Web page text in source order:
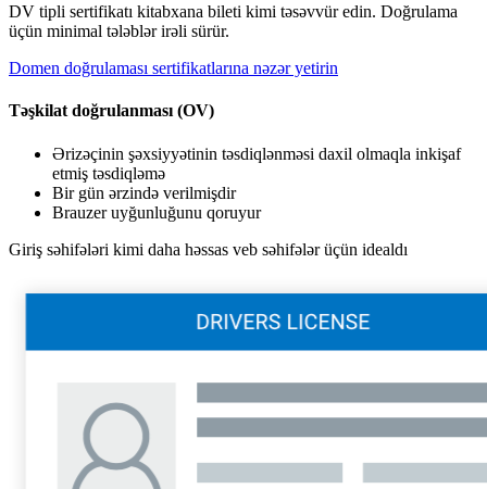
DV tipli sertifikatı kitabxana bileti kimi təsəvvür edin. Doğrulama
üçün minimal tələblər irəli sürür.
Domen doğrulaması sertifikatlarına nəzər yetirin
Təşkilat doğrulanması (OV)
Ərizəçinin şəxsiyyətinin təsdiqlənməsi daxil olmaqla inkişaf
etmiş təsdiqləmə
Bir gün ərzində verilmişdir
Brauzer uyğunluğunu qoruyur
Giriş səhifələri kimi daha həssas veb səhifələr üçün idealdı